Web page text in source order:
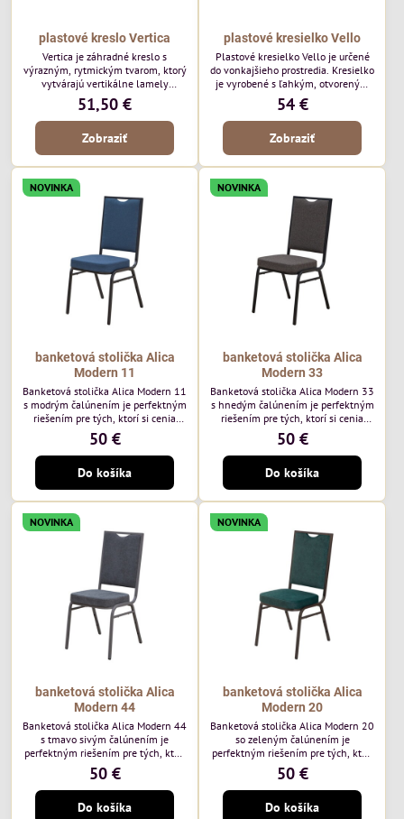
plastové kreslo Vertica
Vertica je záhradné kreslo s
výrazným, rytmickým tvarom, ktorý
vytvárajú vertikálne lamely
operadla a sedadla. Jej otvorený
dizajn jej dodáva ľahký, vzdušný
vzhľad a robí z nej perfektný
doplnok moderných vonkajších
pozornosť svojimi detailmi bez toho,
aby dominoval priestoru. Bude
vyzerať skvele vo vonkajších
jedálenských priestoroch, pri
bistrových stoloch a v...
51,50 €
Zobraziť
plastové kresielko Vello
Plastové kresielko Vello je určené
do vonkajšieho prostredia. Kresielko
je vyrobené s ľahkým, otvoreným
tvarom a jemne kontúrovanými
líniami. Horizontálne lamely
operadla a jemne zaoblené
podrúčky dodávajú kresielku
ležérny, letný nádych. Tento model
bude vyzerať skvele vo vonkajších
jedálenských priestoroch, pri
reštauračných stoloch a v
bistrových priestoroch.
54 €
Zobraziť
NOVINKA
banketová stolička Alica
Modern 11
Banketová stolička Alica Modern 11
s modrým čalúnením je perfektným
riešením pre tých, ktorí si cenia
vysokú kvalitu a jedinečný dizajn.
Stolička je výnimočná použitím
vysoko kvalitného modrého
čalúnenia Mossa 79 od poľského
výrobcu Davis ktorého látka má
hmotnosť 325 g/m², čo zaručuje
výnimočnú odolnosť a pohodlie.
Okrem toho je látka vybavená
technológiou Easy-Clean, vďaka
ktorej sa ľahko...
50 €
Do košíka
NOVINKA
banketová stolička Alica
Modern 33
Banketová stolička Alica Modern 33
s hnedým čalúnením je perfektným
riešením pre tých, ktorí si cenia
vysokú kvalitu a jedinečný dizajn.
Stolička je výnimočná použitím
vysoko kvalitného hnedého
čalúnenia Mossa 29 od poľského
výrobcu Davis ktorého látka má
hmotnosť 325 g/m², čo zaručuje
výnimočnú odolnosť a pohodlie.
Okrem toho je látka vybavená
technológiou Easy-Clean, vďaka
ktorej sa ľahko...
50 €
Do košíka
NOVINKA
banketová stolička Alica
Modern 44
Banketová stolička Alica Modern 44
s tmavo sivým čalúnením je
perfektným riešením pre tých, ktorí
si cenia vysokú kvalitu a jedinečný
dizajn. Stolička je výnimočná
použitím vysoko kvalitného tmavo
sivého zamatového čalúnenia od
50 €
Do košíka
NOVINKA
banketová stolička Alica
Modern 20
Banketová stolička Alica Modern 20
so zeleným čalúnením je
perfektným riešením pre tých, ktorí
si cenia vysokú kvalitu a jedinečný
dizajn. Stolička je výnimočná
použitím vysoko kvalitného tmavo
zeleného zamatového čalúnenia od
50 €
Do košíka